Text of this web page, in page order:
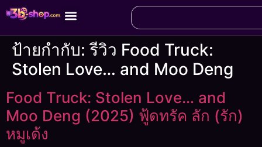
ป้ายกำกับ:รีวิว Food Truck:
Stolen Love… and Moo Deng
Food Truck: Stolen Love… and
Moo Deng (2025) ฟู้ดทรัค ลัก (รัก)
หมูเด้ง